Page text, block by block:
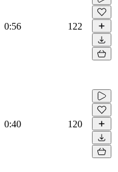
0:56 122
0:40 120